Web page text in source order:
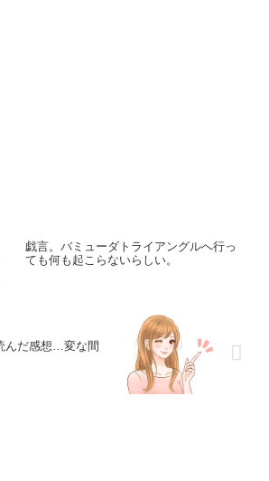
戯言。バミューダトライアングルへ行っ
ても何も起こらないらしい。
んだ感想…変な間